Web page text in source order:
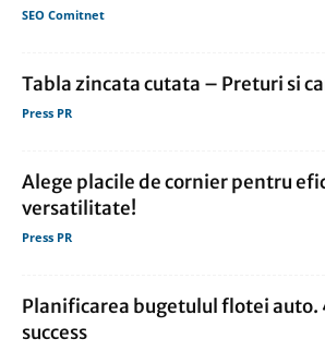
SEO Comitnet
Tabla zincata cutata – Preturi si
Press PR
Alege placile de cornier pentru
versatilitate!
Press PR
Planificarea bugetulul flotei auto.
success